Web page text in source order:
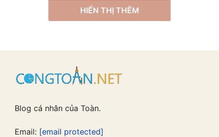
HIỂN THỊ THÊM
Blog cá nhân của Toàn.
Email: [email protected]